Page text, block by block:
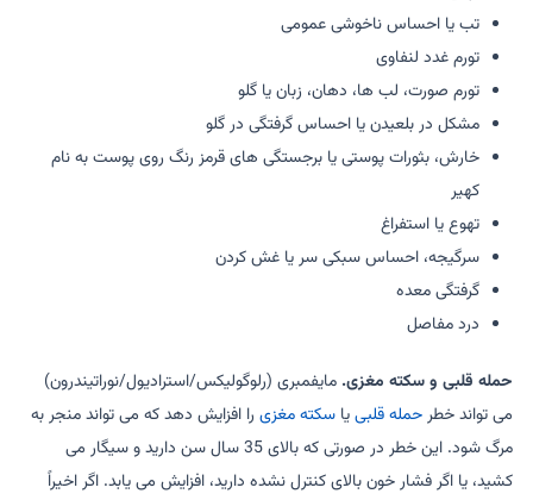
تب یا احساس ناخوشی عمومی
تورم غدد لنفاوی
تورم صورت، لب ها، دهان، زبان یا گلو
مشکل در بلعیدن یا احساس گرفتگی در گلو
خارش، بثورات پوستی یا برجستگی های قرمز رنگ روی پوست به نام
کهیر
تهوع یا استفراغ
سرگیجه، احساس سبکی سر یا غش کردن
گرفتگی معده
درد مفاصل
حمله قلبی و سکته مغزی. مایفمبری (رلوگولیکس/استرادیول/نوراتیندرون)
می تواند خطرحمله قلبییاسکته مغزی را افزایش دهد که می تواند منجر به
مرگ شود. این خطر در صورتی که بالای 35 سال سن دارید و سیگار می
کشید، یا اگر فشار خون بالای کنترل نشده دارید، افزایش می یابد. اگر اخیراً